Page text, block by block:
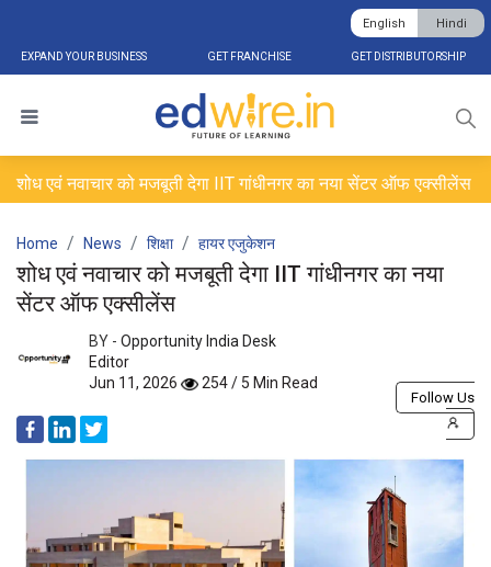
EXPAND YOUR BUSINESS GET FRANCHISE GET DISTRIBUTORSHIP
English Hindi
शोध एवं नवाचार को मजबूती देगा IIT गांधीनगर का नया सेंटर ऑफ एक्सीलेंस
Home News शिक्षा हायर एजुकेशन
शोध एवं नवाचार को मजबूती देगा IIT गांधीनगर का नया
सेंटर ऑफ एक्सीलेंस
BY - Opportunity India Desk
Editor
Jun 11, 2026
254 / 5 Min Read
Follow Us